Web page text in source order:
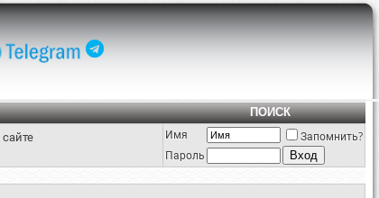
ПОИСК
Имя
Запомнить?
Пароль